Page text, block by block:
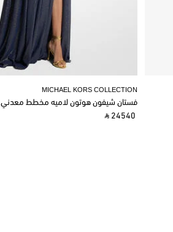
MICHAEL KORS COLLECTION
فستان شيفون هوتون لاميه مخطط معدني
‎ ⃁ 24540 ‎